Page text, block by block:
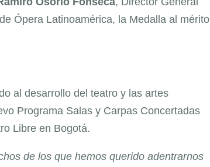
Ópera Latinoamérica, la Medalla al mérito
al desarrollo del teatro y las artes
Programa Salas y Carpas Concertadas
Libre en Bogotá.
de los que hemos querido adentrarnos